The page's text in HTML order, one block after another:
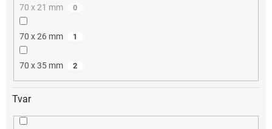
70 x 21 mm 0
70 x 26 mm 1
70 x 35 mm 2
Tvar